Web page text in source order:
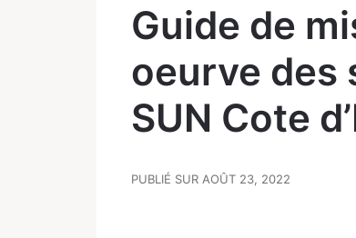
Guide de
oeurve des
SUN Cote
PUBLIÉ SUR AOÛT 23, 2022